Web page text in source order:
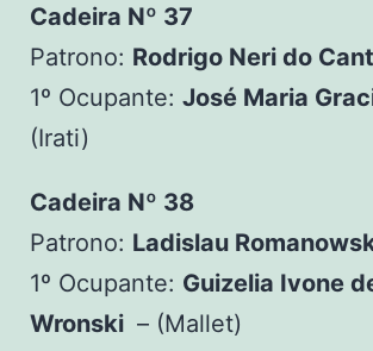
Cadeira Nº 37
Patrono: Rodrigo Neri do
1º Ocupante: José Maria
(Irati)
Cadeira Nº 38
Patrono: Ladislau
1º Ocupante: Guizelia Ivone
Wronski – (Mallet)